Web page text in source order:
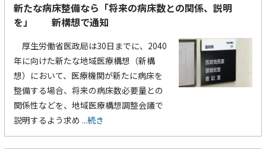
新たな病床整備なら「将来の病床数との関係、説明
を」 新構想で通知
厚生労働省医政局は30日までに、2040
年に向けた新たな地域医療構想（新構
想）において、医療機関が新たに病床を
整備する場合、将来の病床数必要量との
関係性などを、地域医療構想調整会議で
説明するよう求め ...続き